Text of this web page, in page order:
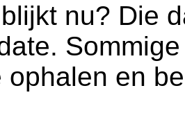
nu? Die
ophalen en